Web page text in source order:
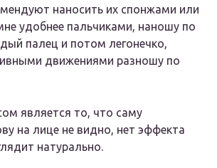
наносить их спонжами или
удобнее пальчиками, наношу по
палец и потом легонечко,
движениями разношу по
является то, что саму
на лице не видно, нет эффекта
натурально.